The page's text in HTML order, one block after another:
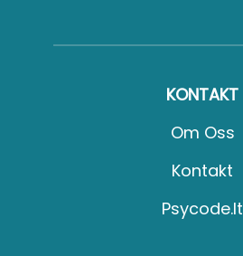
KONTAKT
Om Oss
Kontakt
Psycode.it